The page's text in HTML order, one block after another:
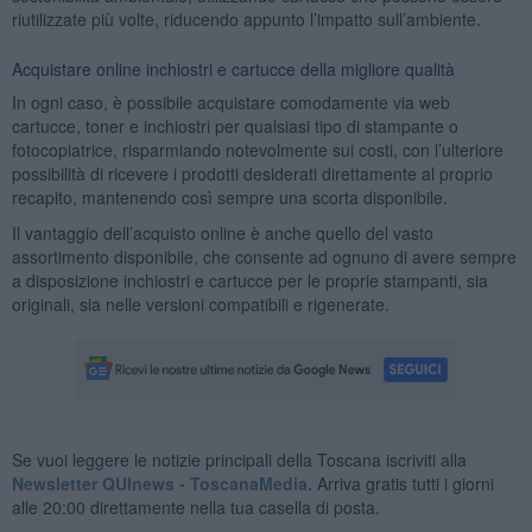
riutilizzate più volte, riducendo appunto l’impatto sull’ambiente.
Acquistare online inchiostri e cartucce della migliore qualità
In ogni caso, è possibile acquistare comodamente via web
cartucce, toner e inchiostri per qualsiasi tipo di stampante o
fotocopiatrice, risparmiando notevolmente sui costi, con l’ulteriore
possibilità di ricevere i prodotti desiderati direttamente al proprio
recapito, mantenendo così sempre una scorta disponibile.
Il vantaggio dell’acquisto online è anche quello del vasto
assortimento disponibile, che consente ad ognuno di avere sempre
a disposizione inchiostri e cartucce per le proprie stampanti, sia
originali, sia nelle versioni compatibili e rigenerate.
Se vuoi leggere le notizie principali della Toscana iscriviti alla
Newsletter QUInews - ToscanaMedia. Arriva gratis tutti i giorni
alle 20:00 direttamente nella tua casella di posta.